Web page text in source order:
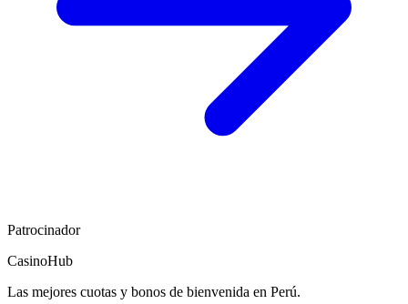
Patrocinador
CasinoHub
Las mejores cuotas y bonos de bienvenida en Perú.